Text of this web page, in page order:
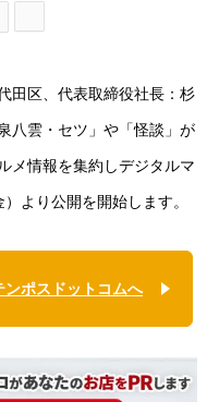
田区、代表取締役社長：杉
八雲・セツ」や「怪談」が
メ情報を集約しデジタルマ
より公開を開始します。
ポスドットコムへ